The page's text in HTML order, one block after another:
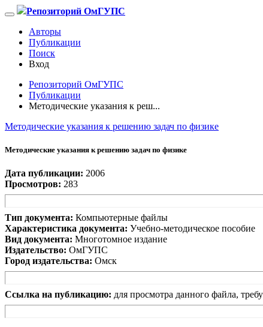
Репозиторий ОмГУПС
Авторы
Публикации
Поиск
Вход
Репозиторий ОмГУПС
Публикации
Методические указания к реш...
Методические указания к решению задач по физике
Методические указания к решению задач по физике
Дата публикации: 2006
Просмотров: 283
Тип документа: Компьютерные файлы
Характеристика документа: Учебно-методическое пособие
Вид документа: Многотомное издание
Издательство: ОмГУПС
Город издательства: Омск
Ссылка на публикацию: для просмотра данного файла,